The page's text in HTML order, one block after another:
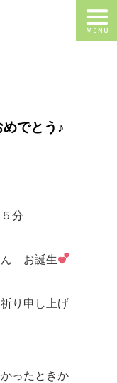
でとう♪
分
ん お誕生
り申し上げ
ったときか